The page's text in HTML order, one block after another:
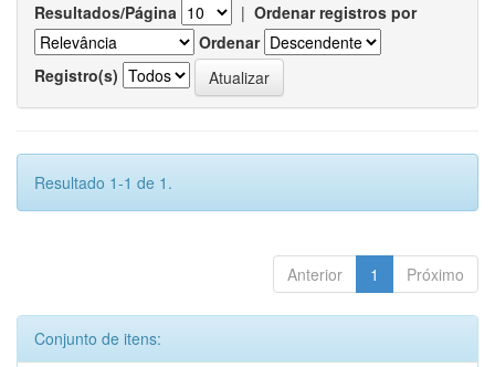
Resultados/Página | Ordenar registros por
Ordenar
Registro(s)
Resultado 1-1 de 1.
Anterior 1 Próximo
Conjunto de itens: